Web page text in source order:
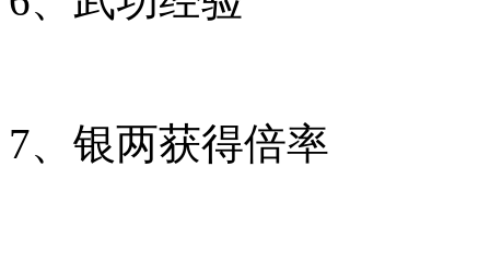
7、银两获得倍率